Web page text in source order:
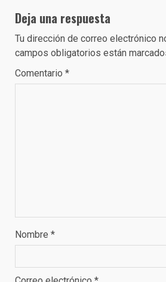
Deja una respuesta
Tu dirección de correo electrónico
campos obligatorios están
Comentario *
Nombre *